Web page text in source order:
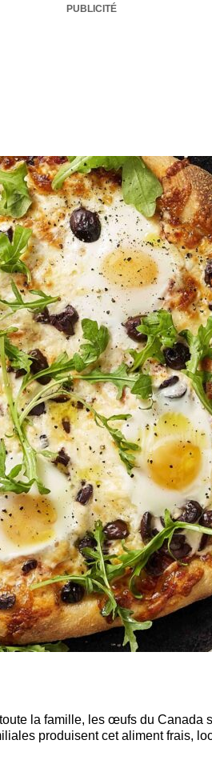
PUBLICITÉ
la famille, les œufs du Canada
produisent cet aliment frais,